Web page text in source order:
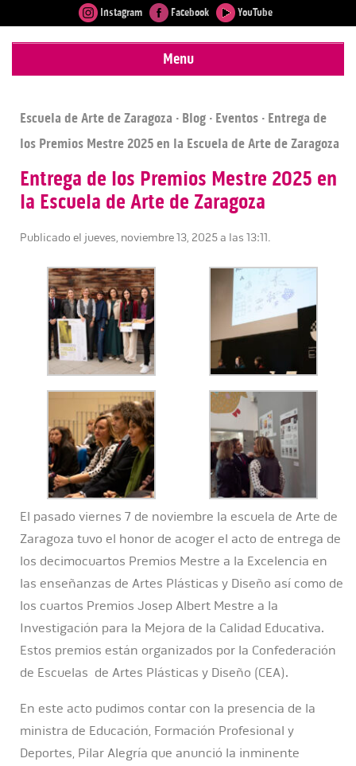
Instagram Facebook YouTube
Menu
Escuela de Arte de Zaragoza · Blog · Eventos · Entrega de
los Premios Mestre 2025 en la Escuela de Arte de Zaragoza
Entrega de los Premios Mestre 2025 en
la Escuela de Arte de Zaragoza
Publicado el jueves, noviembre 13, 2025 a las 13:11.
El pasado viernes 7 de noviembre la escuela de Arte de
Zaragoza tuvo el honor de acoger el acto de entrega de
los decimocuartos Premios Mestre a la Excelencia en
las enseñanzas de Artes Plásticas y Diseño así como de
los cuartos Premios Josep Albert Mestre a la
Investigación para la Mejora de la Calidad Educativa.
Estos premios están organizados por la Confederación
de Escuelas de Artes Plásticas y Diseño (CEA).
En este acto pudimos contar con la presencia de la
ministra de Educación, Formación Profesional y
Deportes, Pilar Alegría que anunció la inminente